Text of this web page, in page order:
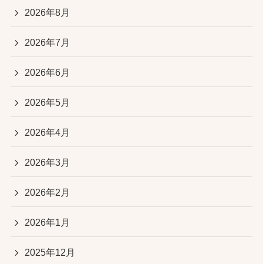
2026年8月
2026年7月
2026年6月
2026年5月
2026年4月
2026年3月
2026年2月
2026年1月
2025年12月